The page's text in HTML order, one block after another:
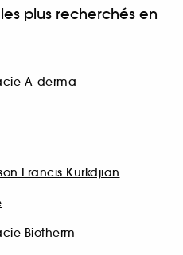
plus recherchés en
A-derma
Francis Kurkdjian
Biotherm